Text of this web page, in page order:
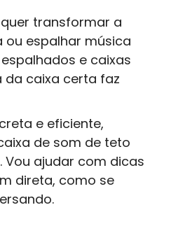
transformar a
ou espalhar música
e caixas
da caixa certa faz
e eficiente,
de som de teto
Vou ajudar com dicas
direta, como se